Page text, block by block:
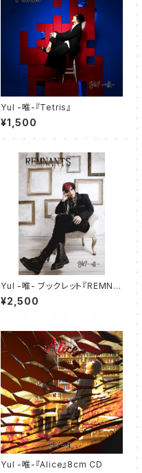
YuI -唯-『Tetris』
¥1,500
YuI -唯- ブックレット『REMNA
NTS』
¥2,500
YuI -唯-『Alice』8cm CD